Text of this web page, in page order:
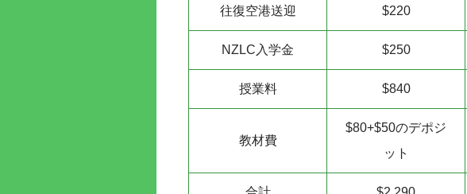
往復空港送迎 $220
NZLC入学金 $250
授業料 $840
教材費
$80+$50のデポジ
ット